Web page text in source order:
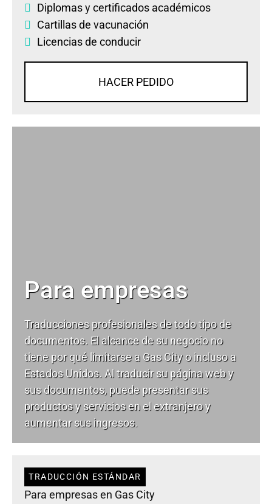
Diplomasycertificados académicos
Cartillas de vacunación
Licencias de conducir
HACER PEDIDO
Para empresas
Traducciones profesionales de todo tipo de
documentos. El alcance de su negocio no
tiene por qué limitarse a Gas City o incluso a
Estados Unidos. Al traducir su página web y
sus documentos, puede presentar sus
productos y servicios en el extranjero y
aumentar sus ingresos.
TRADUCCIÓN ESTÁNDAR
Para empresas en Gas City